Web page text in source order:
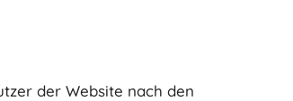
der Website nach den